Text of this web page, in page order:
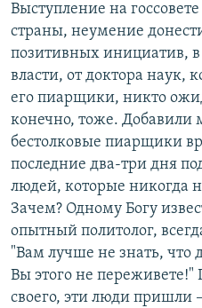
Выступление на
страны, неумение
позитивных инициатив,
власти, от доктора наук,
его пиарщики, никто
конечно, тоже. Добавили
бестолковые пиарщики
последние два-три дня
людей, которые никогда
Зачем? Одному Богу
опытный политолог,
"Вам лучше не знать, что
Вы этого не
своего, эти люди пришли